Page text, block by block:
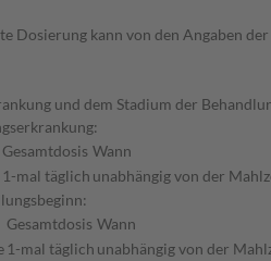
Dosierung kann von den Angaben
und dem Stadium der
Gesamtdosis Wann
1-mal täglich unabhängig von der
Gesamtdosis Wann
1-mal täglich unabhängig von der